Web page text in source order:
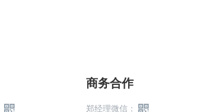
商务合作
郑经理微信：